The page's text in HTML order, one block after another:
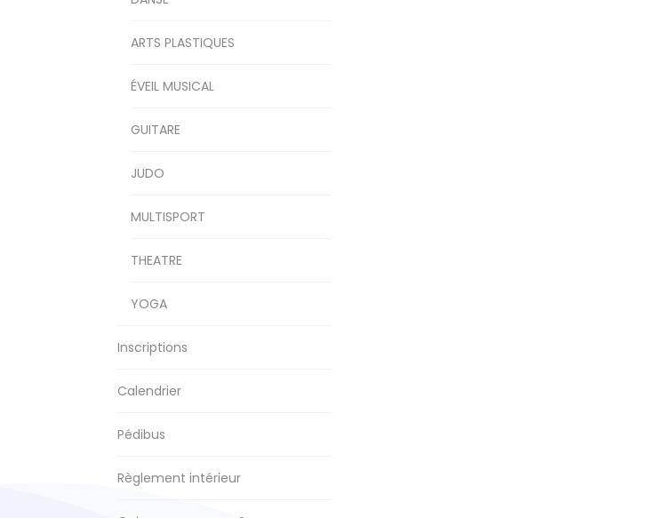
ARTS PLASTIQUES
ÉVEIL MUSICAL
GUITARE
JUDO
MULTISPORT
THEATRE
YOGA
Inscriptions
Calendrier
Pédibus
Règlement intérieur